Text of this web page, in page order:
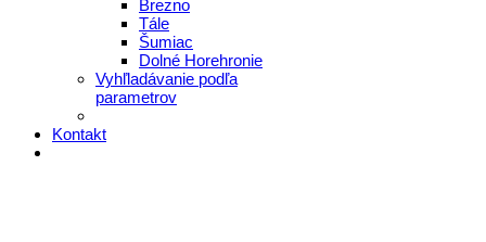
Brezno
Tále
Šumiac
Dolné Horehronie
Vyhľladávanie podľa
parametrov
Kontakt